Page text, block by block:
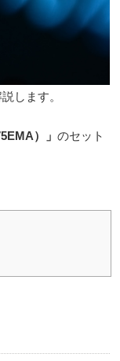
します。
） 」 のセット